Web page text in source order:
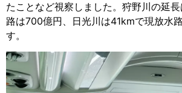
たことなど視察しました。狩野川の延
路は700億円、日光川は41kmで現放水
す。